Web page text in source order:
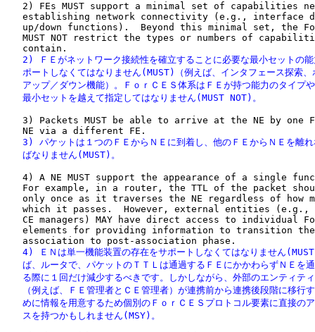
2) FEs MUST support a minimal set of capabilities
establishing network connectivity (e.g., interface
up/down functions).  Beyond this minimal set, the
MUST NOT restrict the types or numbers of
2) ＦＥがネットワーク接続性を確立することに必要な最小セットの
ポートしなくてはなりません(MUST)（例えば、インタフェース探索、
アップ／ダウン機能）。ＦｏｒＣＥＳ体系はＦＥが持つ能力のタイプ
   最小セットを越えて指定してはなりません(MUST NOT)。
3) Packets MUST be able to arrive at the NE by one
3) パケットは１つのＦＥからＮＥに到着し、他のＦＥからＮＥを離
   ばなりません(MUST)。
4) A NE MUST support the appearance of a single
For example, in a router, the TTL of the packet
only once as it traverses the NE regardless of how
which it passes.  However, external entities (e.g.,
CE managers) MAY have direct access to individual
elements for providing information to transition
4) ＥＮは単一機能装置の存在をサポートしなくてはなりません
ば、ルータで、パケットのＴＴＬは通過するＦＥにかかわらずＮＥを
る際に１回だけ減少するべきです。しかしながら、外部のエンティテ
（例えば、ＦＥ管理者とＣＥ管理者）が連携前から連携後段階に移行
めに情報を用意するため個別のＦｏｒＣＥＳプロトコル要素に直接の
   スを持つかもしれません(MSY)。